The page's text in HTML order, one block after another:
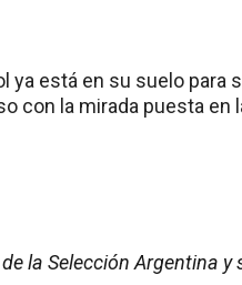
ya está en su suelo para
con la mirada puesta en
la Selección Argentina y